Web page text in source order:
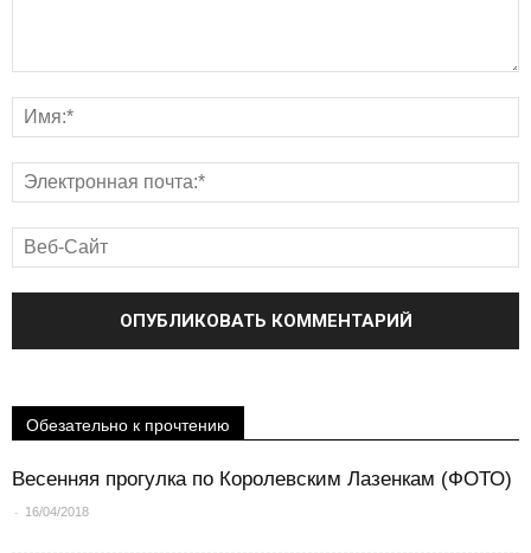
Обезательно к прочтению
Весенняя прогулка по Королевским Лазенкам (ФОТО)
- 16/04/2018